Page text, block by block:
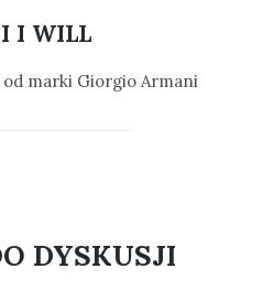
I WILL
marki Giorgio Armani
DYSKUSJI